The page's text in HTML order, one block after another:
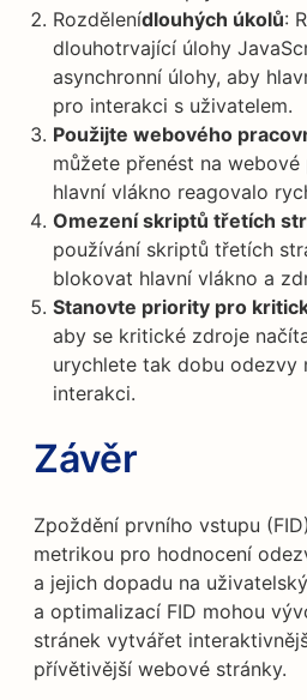
Rozdělenídlouhých úkolů:
dlouhotrvající úlohy
asynchronní úlohy, aby
pro interakci s uživatelem.
Použijte webového
můžete přenést na
hlavní vlákno reagovalo
Omezení skriptů třetích
používání skriptů třetích
blokovat hlavní vlákno a
Stanovte priority pro
aby se kritické zdroje
urychlete tak dobu odezvy
interakci.
Závěr
Zpoždění prvního vstupu
metrikou pro hodnocení
a jejich dopadu na
a optimalizací FID mohou
stránek vytvářet
přívětivější webové stránky.